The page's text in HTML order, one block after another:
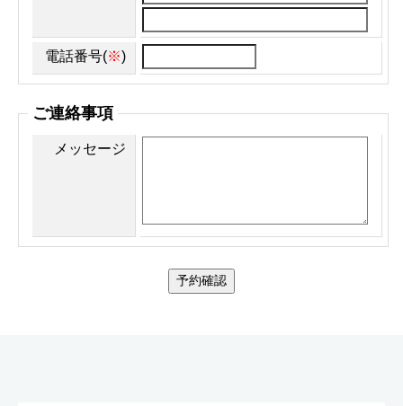
電話番号(※)
ご連絡事項
メッセージ
予約確認